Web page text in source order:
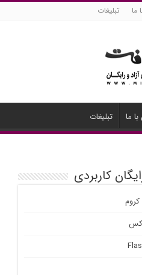
ما تبلیغات
ما تبلیغات
کاربردی
کروم